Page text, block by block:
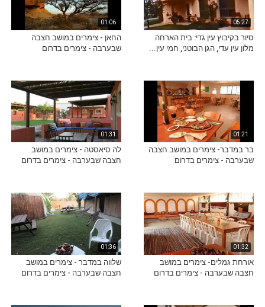
05:27
סיור בקיבוץ עין גדי: בית הארחה
מלון עין עדי, הגן הבוטני, חמי עין...
01:06
החאן - צימרים במושב חצבה
שבערבה - צימרים בדרום
01:21
בר במדבר- צימרים במושב חצבה
שבערבה - צימרים בדרום
01:31
לה סיאסטה - צימרים במושב
חצבה שבערבה - צימרים בדרום
01:32
אורחת גמלים- צימרים במושב
חצבה שבערבה - צימרים בדרום
01:36
שלווה במדבר - צימרים במושב
חצבה שבערבה - צימרים בדרום